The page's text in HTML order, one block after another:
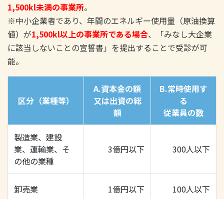
1,500kl未満の事業所。
※中小企業者であり、年間のエネルギー使用量（原油換算
値）が1,500kl以上の事業所である場合、「みなし大企業
に該当しないことの宣誓書」を提出することで受診が可
能。
区分（業種等）
A.資本金の額
又は出資の総
額
B.常時使用す
る
従業員の数
製造業、建設
業、運輸業、そ
の他の業種
3億円以下 300人以下
卸売業 1億円以下 100人以下